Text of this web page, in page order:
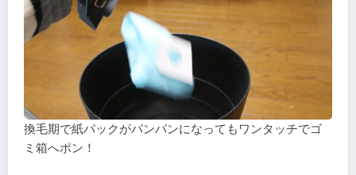
換毛期で紙パックがパンパンになってもワンタッチでゴ
ミ箱へポン！